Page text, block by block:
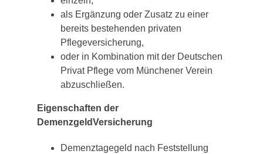
als Ergänzung oder Zusatz zu einer
bereits bestehenden privaten
Pflegeversicherung,
oder in Kombination mit der Deutschen
Privat Pflege vom Münchener Verein
abzuschließen.
Eigenschaften der
DemenzgeldVersicherung
Demenztagegeld nach Feststellung